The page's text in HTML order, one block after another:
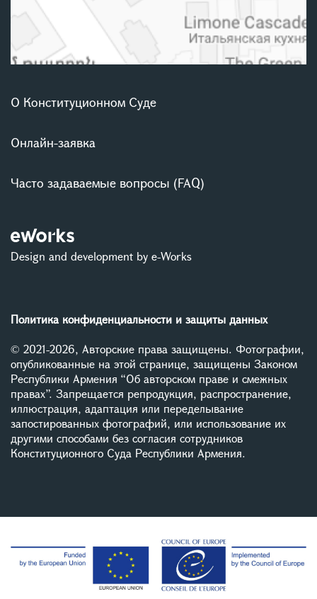
О Конституционном Суде
Онлайн-заявка
Часто задаваемые вопросы (FAQ)
Design and development by e-Works
Политика конфиденциальности и защиты данных
© 2021-2026, Авторские права защищены. Фотографии,
опубликованные на этой странице, защищены Законом
Республики Армения “Об авторском праве и смежных
правах”. Запрещается репродукция, распространение,
иллюстрация, адаптация или переделывание
запостированных фотографий, или использование их
другими способами без согласия сотрудников
Конституционного Суда Республики Армения.